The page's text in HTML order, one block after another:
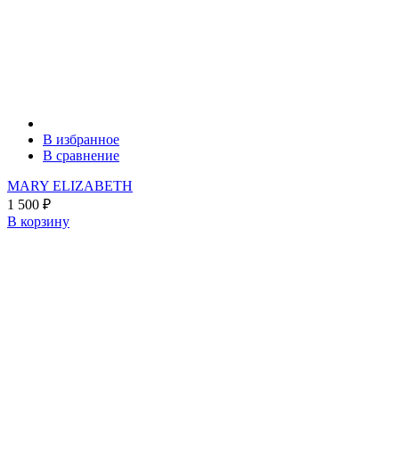
В избранное
В сравнение
MARY ELIZABETH
1 500 ₽
В корзину